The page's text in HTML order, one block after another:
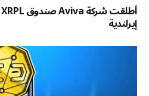
إيرلندية